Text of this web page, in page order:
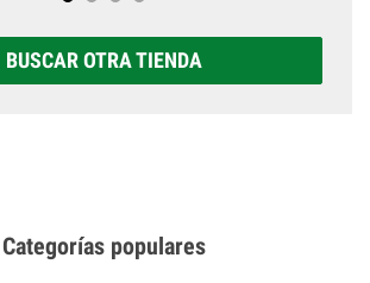
BUSCAR OTRA TIENDA
Categorías populares